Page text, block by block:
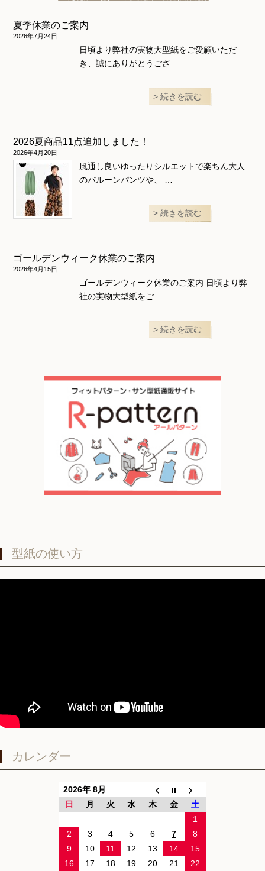
和風衣類
ウェディング・コスチューム
スカート・パンツ
夏季休業のご案内
2026年7月24日
日頃より弊社の実物大型紙をご愛顧いただ
き、誠にありがとうござ …
続きを読む
2026夏商品11点追加しました！
2026年4月20日
風通し良いゆったりシルエットで楽ちん大人
のバルーンパンツや、 …
続きを読む
ゴールデンウィーク休業のご案内
2026年4月15日
ゴールデンウィーク休業のご案内 日頃より弊
社の実物大型紙をご …
続きを読む
型紙の使い方
カレンダー
2026年 8月
日
月 火 水 木 金
土
1
2
3 4 5 6 7
8
9
10 11 12 13 14
15
16
17 18 19 20 21
22